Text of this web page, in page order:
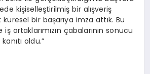
kişiselleştirilmiş bir alışveriş
bir başarıya imza attık. Bu
ortaklarımızın çabalarının sonucu
oldu.”